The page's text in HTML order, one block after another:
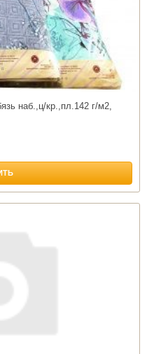
наб.,ц/кр.,пл.142 г/м2,